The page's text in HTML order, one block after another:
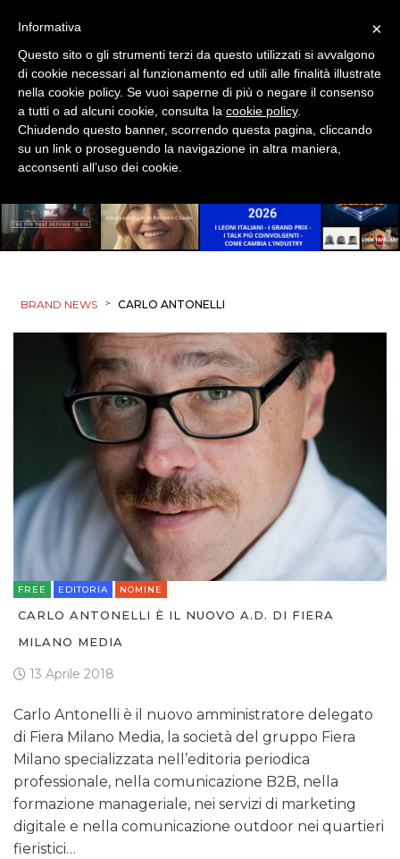
BRAND NEWS > CARLO ANTONELLI
FREE EDITORIA NOMINE
CARLO ANTONELLI È IL NUOVO A.D. DI FIERA
MILANO MEDIA
13 Aprile 2018
Carlo Antonelli è il nuovo amministratore delegato
di Fiera Milano Media, la società del gruppo Fiera
Milano specializzata nell’editoria periodica
professionale, nella comunicazione B2B, nella
formazione manageriale, nei servizi di marketing
digitale e nella comunicazione outdoor nei quartieri
fieristici…
×
Informativa
Questo sito o gli strumenti terzi da questo utilizzati si avvalgono
di cookie necessari al funzionamento ed utili alle finalità illustrate
nella cookie policy. Se vuoi saperne di più o negare il consenso
a tutti o ad alcuni cookie, consulta la cookie policy.
Chiudendo questo banner, scorrendo questa pagina, cliccando
su un link o proseguendo la navigazione in altra maniera,
acconsenti all’uso dei cookie.